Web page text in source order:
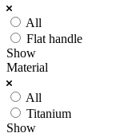
All
Flat handle
Show
Material
All
Titanium
Show